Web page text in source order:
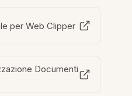
per Web Clipper
Documenti